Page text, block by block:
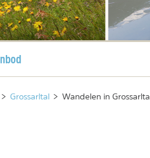
> Grossarltal > Wandelen in Grossarltal